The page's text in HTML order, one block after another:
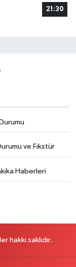
21:30
ve Fikstür
Haberleri
saklıdır.